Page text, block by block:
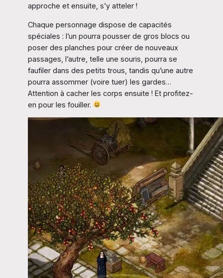
approche et ensuite, s’y atteler !
Chaque personnage dispose de capacités
spéciales : l’un pourra pousser de gros blocs ou
poser des planches pour créer de nouveaux
passages, l’autre, telle une souris, pourra se
faufiler dans des petits trous, tandis qu’une autre
pourra assommer (voire tuer) les gardes…
Attention à cacher les corps ensuite ! Et profitez-
en pour les fouiller.